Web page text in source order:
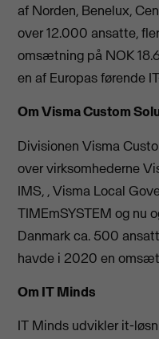
af Norden, Benelux,
over 12.000 ansatte,
omsætning på NOK
en af Europas førende
Om Visma Custom
Divisionen Visma
over virksomhederne
IMS, , Visma Local
TIMEmSYSTEM og nu
Danmark ca. 500
havde i 2020 en
Om IT Minds
IT Minds udvikler it-